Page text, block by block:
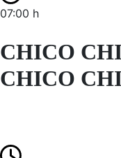
07:00 h
CHICO
CHICO